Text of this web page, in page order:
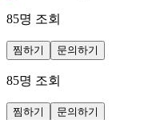
85명 조회
찜하기 문의하기
85명 조회
찜하기 문의하기